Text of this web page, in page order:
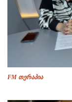
FM თერაპია